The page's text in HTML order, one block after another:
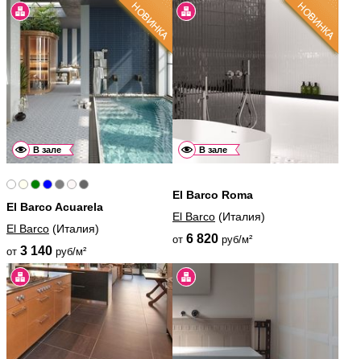
В зале
El Barco Acuarela
El Barco (Италия)
от 3 140 руб/м²
В зале
El Barco Roma
El Barco (Италия)
от 6 820 руб/м²